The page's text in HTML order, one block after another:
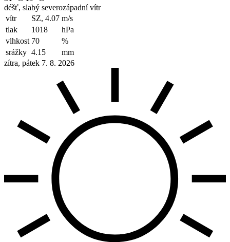
déšť, slabý severozápadní vítr
vítr
SZ, 4.07 m/s
tlak
1018
hPa
vlhkost 70
%
srážky 4.15
mm
zítra, pátek 7. 8. 2026